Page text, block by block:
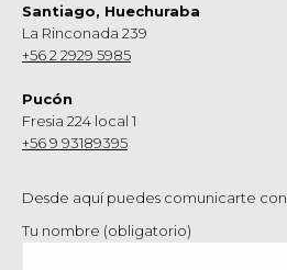
Santiago, Huechuraba
La Rinconada 239
+56 2 2929 5985
Pucón
Fresia 224 local 1
+56 9 93189395
Desde aquí puedes comunicarte con
Tu nombre (obligatorio)